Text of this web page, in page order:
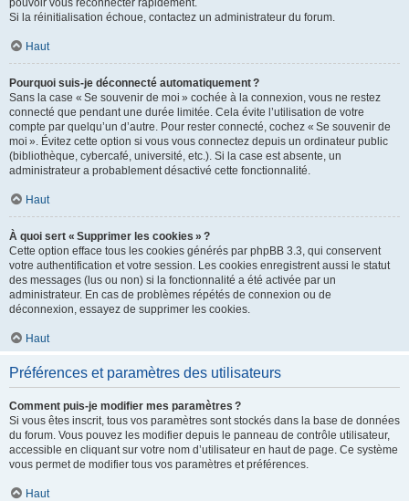
pouvoir vous reconnecter rapidement.
Si la réinitialisation échoue, contactez un administrateur du forum.
Haut
Pourquoi suis-je déconnecté automatiquement ?
Sans la case « Se souvenir de moi » cochée à la connexion, vous ne restez
connecté que pendant une durée limitée. Cela évite l’utilisation de votre
compte par quelqu’un d’autre. Pour rester connecté, cochez « Se souvenir de
moi ». Évitez cette option si vous vous connectez depuis un ordinateur public
(bibliothèque, cybercafé, université, etc.). Si la case est absente, un
administrateur a probablement désactivé cette fonctionnalité.
Haut
À quoi sert « Supprimer les cookies » ?
Cette option efface tous les cookies générés par phpBB 3.3, qui conservent
votre authentification et votre session. Les cookies enregistrent aussi le statut
des messages (lus ou non) si la fonctionnalité a été activée par un
administrateur. En cas de problèmes répétés de connexion ou de
déconnexion, essayez de supprimer les cookies.
Haut
Préférences et paramètres des utilisateurs
Comment puis-je modifier mes paramètres ?
Si vous êtes inscrit, tous vos paramètres sont stockés dans la base de données
du forum. Vous pouvez les modifier depuis le panneau de contrôle utilisateur,
accessible en cliquant sur votre nom d’utilisateur en haut de page. Ce système
vous permet de modifier tous vos paramètres et préférences.
Haut